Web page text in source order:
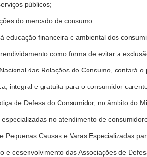
públicos;
do mercado de consumo.
educação financeira e ambiental dos
como forma de evitar a
das Relações de Consumo, contará
integral e gratuita para o consumidor
de Defesa do Consumidor, no âmbito do
no atendimento de
Pequenas Causas e Varas Especializadas
e desenvolvimento das Associações de